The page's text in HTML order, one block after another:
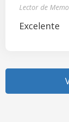
Lector de
Excelente